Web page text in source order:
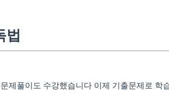
법
제풀이도 수강했습니다 이제 기출문제로 학